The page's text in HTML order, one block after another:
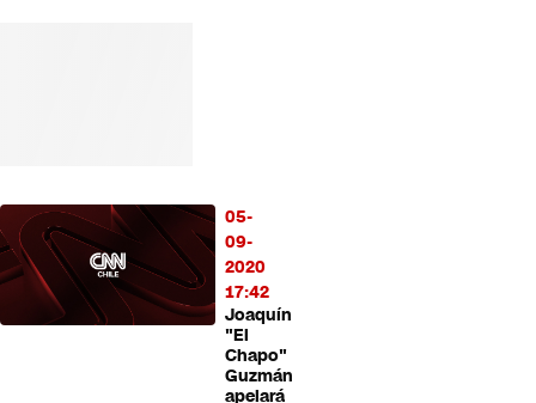
05-
09-
2020
17:42
Joaquín
"El
Chapo"
Guzmán
apelará